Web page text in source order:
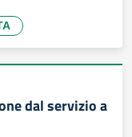
dal servizio a